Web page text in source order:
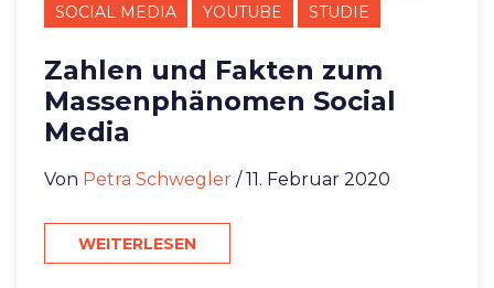
SOCIAL MEDIA
YOUTUBE STUDIE
Zahlen und Fakten zum
Massenphänomen Social
Media
Von Petra Schwegler / 11. Februar 2020
WEITERLESEN